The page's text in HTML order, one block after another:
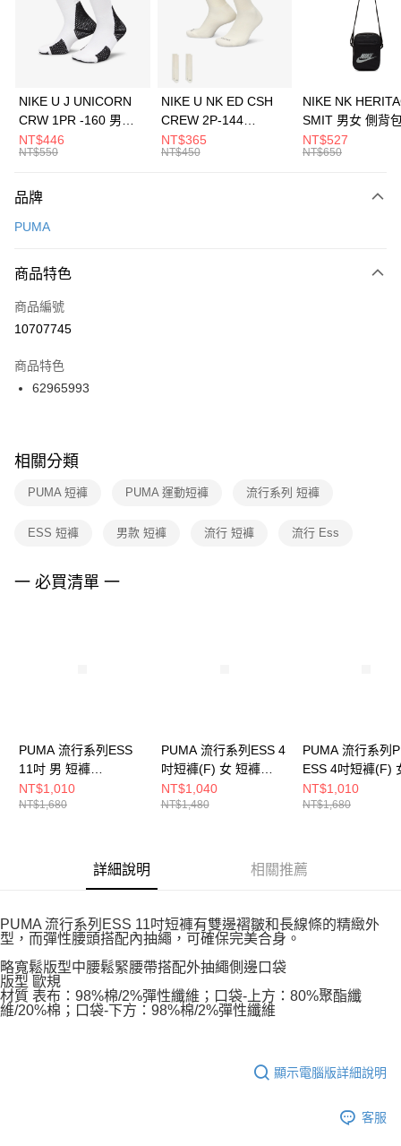
合作金庫商業銀行
第一商業銀行
華南商業銀行
彰化商業銀行
上海商業儲蓄銀行
元大商業銀行
台灣樂天信用卡公司
Apple Pay
全盈+PAY
AFTEE先享後付
【關於「AFTEE先享後付」】
便利好安心！
３．安心：先確認商品／服務後，再付款。
【「AFTEE先享後付」結帳流程】
１．於結帳方式選擇「AFTEE先享後付」後，將跳轉至「AFTEE先享後付」
２．訂單成立數日內，您將收到繳費通知簡訊。
３．收到繳費通知簡訊後14天內，點擊此簡訊中的連結，可透過四大超商／
ATM／網路銀行／等多元方式進行付款，方視為交易完成。
※ 交易是否成功請以「AFTEE先享後付 」之結帳頁面顯示為準，若有關於
是否繳費成功／繳費後需取消欲退款等相關疑問，請聯繫「AFTEE先享後付
客戶支援中心」
https://netprotections.freshdesk.com/support/home
１．透過由恩沛科技股份有限公司提供之「AFTEE先享後付」服務完成之交
２．關於個人資料處理事宜，請瀏覽以下網址：
運送方式
每筆NT$100，滿NT$1,500(含以上)免運費
宅配
每筆NT$100，滿NT$1,500(含以上)免運費
NIKE U J UNICORN
CRW 1PR -160 男女
中統襪 FZ3393100
NT$446
NT$550
NIKE U NK ED CSH
CREW 2P-144
EMBRDY 男女 短統襪
FZ3073133
NT$365
NT$450
NIKE NK
SMIT 男女 側背
BA5871010
NT$527
NT$650
品牌
PUMA
商品特色
商品編號
10707745
商品特色
62965993
相關分類
PUMA 短褲 PUMA 運動短褲 流行系列 短褲
ESS 短褲 男款 短褲 流行 短褲 流行 Ess
一 必買清單 一
PUMA 流行系列ESS
11吋 男 短褲
62965901
NT$1,010
NT$1,680
PUMA 流行系列ESS 4
吋短褲(F) 女 短褲
62975701
NT$1,040
NT$1,480
PUMA 流行系列
ESS 4吋短褲(F)
褲 62978287
NT$1,010
NT$1,680
詳細說明 相關推薦
PUMA 流行系列ESS 11吋短褲有雙邊褶皺和長線條的精緻外
型，而彈性腰頭搭配內抽繩，可確保完美合身。
略寬鬆版型中腰鬆緊腰帶搭配外抽繩側邊口袋
版型 歐規
材質 表布：98%棉/2%彈性纖維；口袋-上方：80%聚酯纖
維/20%棉；口袋-下方：98%棉/2%彈性纖維
顯示電腦版詳細說明
客服